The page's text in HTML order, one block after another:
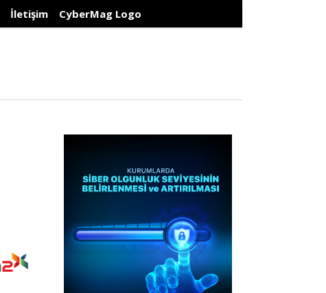
İletişim CyberMag Logo